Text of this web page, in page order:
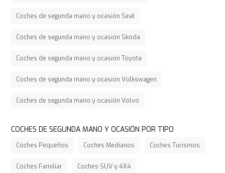
Coches de segunda mano y ocasión Seat
Coches de segunda mano y ocasión Skoda
Coches de segunda mano y ocasión Toyota
Coches de segunda mano y ocasión Volkswagen
Coches de segunda mano y ocasión Volvo
COCHES DE SEGUNDA MANO Y OCASIÓN POR TIPO
Coches Pequeños Coches Medianos Coches Turismos
Coches Familiar Coches SUV y 4X4